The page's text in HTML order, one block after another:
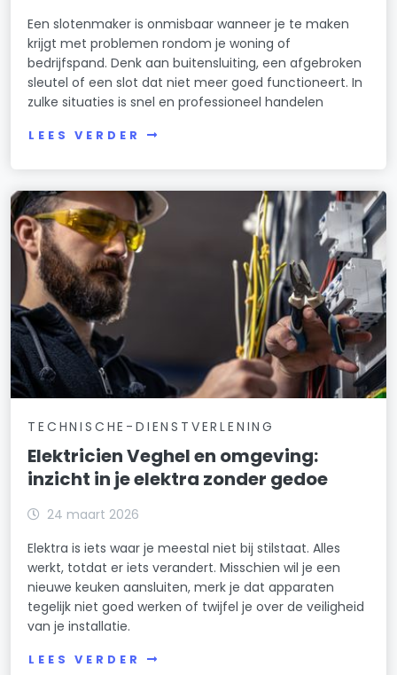
Een slotenmaker is onmisbaar wanneer je te maken
krijgt met problemen rondom je woning of
bedrijfspand. Denk aan buitensluiting, een afgebroken
sleutel of een slot dat niet meer goed functioneert. In
zulke situaties is snel en professioneel handelen
LEES VERDER
TECHNISCHE-DIENSTVERLENING
Elektricien Veghel en omgeving:
inzicht in je elektra zonder gedoe
24 maart 2026
Elektra is iets waar je meestal niet bij stilstaat. Alles
werkt, totdat er iets verandert. Misschien wil je een
nieuwe keuken aansluiten, merk je dat apparaten
tegelijk niet goed werken of twijfel je over de veiligheid
van je installatie.
LEES VERDER